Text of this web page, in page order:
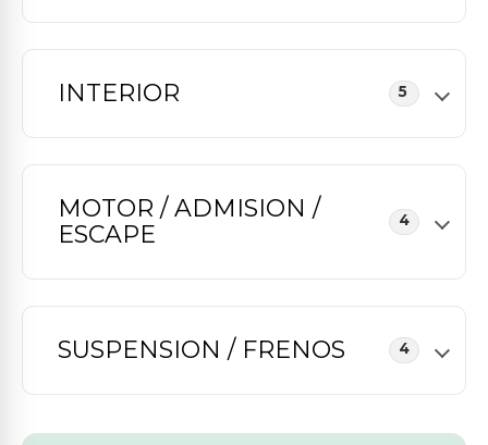
INTERIOR 5
MOTOR / ADMISION /
ESCAPE
4
SUSPENSION / FRENOS 4